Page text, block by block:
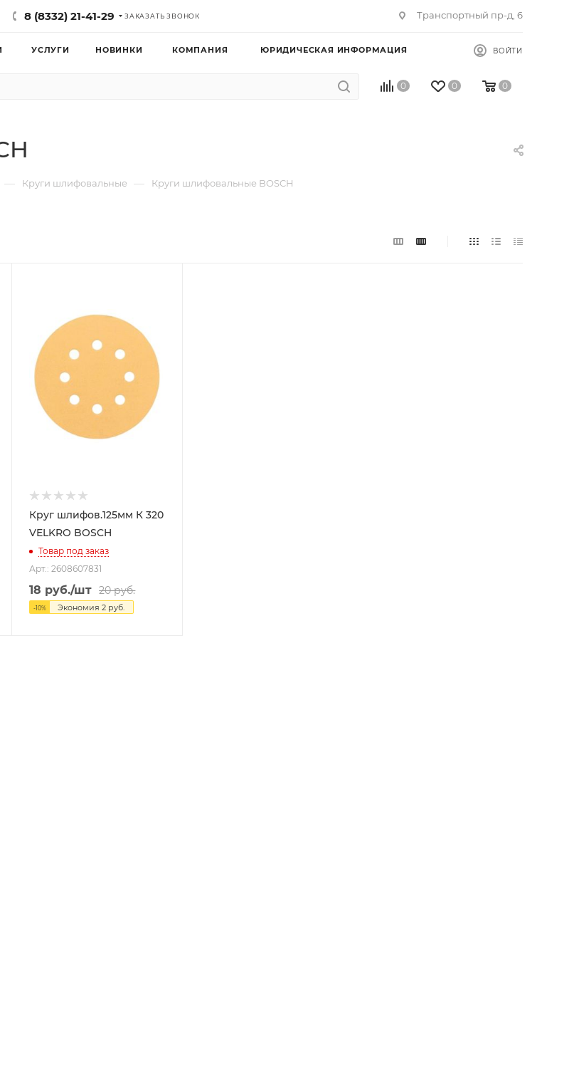
8 (8332) 21-41-29 ЗАКАЗАТЬ ЗВОНОК Транспортный пр-д, 6
УСЛУГИ НОВИНКИ КОМПАНИЯ ЮРИДИЧЕСКАЯ ИНФОРМАЦИЯ ВОЙТИ
0 0 0
— Круги шлифовальные — Круги шлифовальные BOSCH
Круг шлифов.125мм К 320
VELKRO BOSCH
Товар под заказ
Арт.: 2608607831
18 руб./шт 20руб.
-10% Экономия2 руб.